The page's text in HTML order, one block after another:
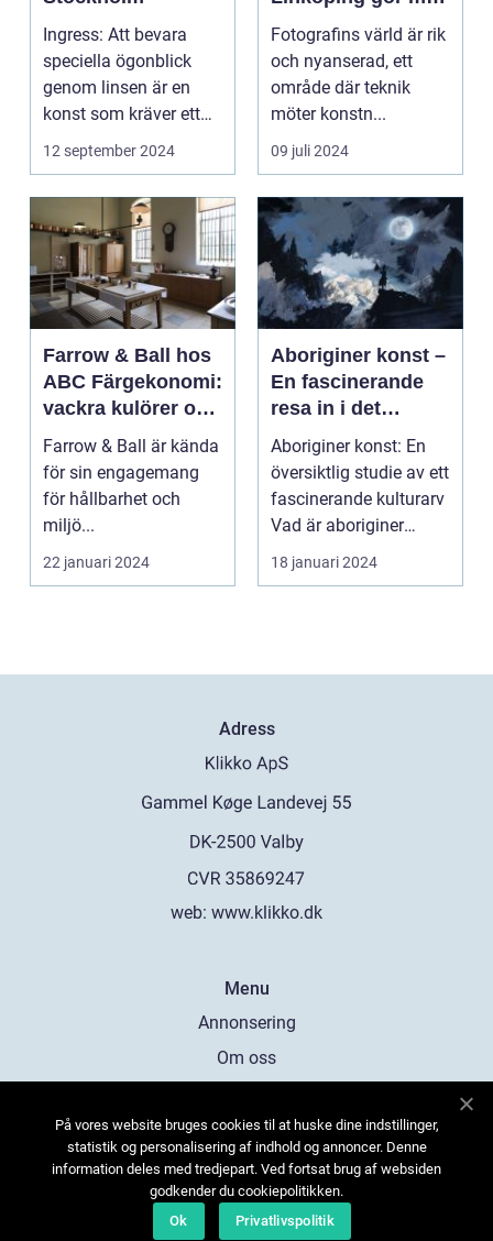
Ingress: Att bevara
speciella ögonblick
genom linsen är en
konst som kräver ett
tr&au...
12 september 2024
än att bara trycka
på en knapp
Fotografins värld är rik
och nyanserad, ett
område där teknik
möter konstn...
09 juli 2024
Farrow & Ball hos
ABC Färgekonomi:
vackra kulörer och
miljömedvetenhet
Farrow & Ball är kända
för sin engagemang
för hållbarhet och
miljö...
22 januari 2024
Aboriginer konst –
En fascinerande
resa in i det
australiska
aboriginska
kulturarvet
Aboriginer konst: En
översiktlig studie av ett
fascinerande kulturarv
Vad är aboriginer
konst och ...
18 januari 2024
Adress
web: www.klikko.dk
Menu
Annonsering
Om oss
Kontakta oss
Sitemap
På vores website bruges cookies til at huske dine indstillinger,
statistik og personalisering af indhold og annoncer. Denne
information deles med tredjepart. Ved fortsat brug af websiden
godkender du cookiepolitikken.
Ok
Privatlivspolitik